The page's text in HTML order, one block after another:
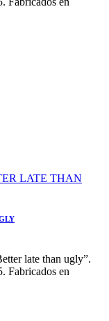
late than ugly”.
Fabricados en